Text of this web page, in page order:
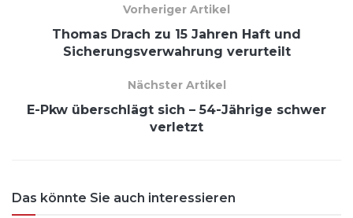
Vorheriger Artikel
Thomas Drach zu 15 Jahren Haft und
Sicherungsverwahrung verurteilt
Nächster Artikel
E-Pkw überschlägt sich – 54-Jährige schwer
verletzt
Das könnte Sie auch interessieren